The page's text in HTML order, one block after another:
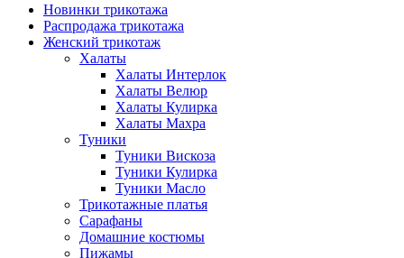
Новинки трикотажа
Распродажа трикотажа
Женский трикотаж
Халаты
Халаты Интерлок
Халаты Велюр
Халаты Кулирка
Халаты Махра
Туники
Туники Вискоза
Туники Кулирка
Туники Масло
Трикотажные платья
Сарафаны
Домашние костюмы
Пижамы